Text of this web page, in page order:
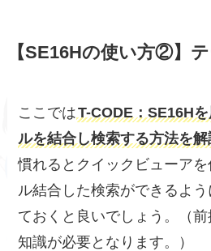
【SE16Hの使い方②】
ここではT-CODE：SE16H
ルを結合し検索する方法を解
慣れるとクイックビューア
ル結合した検索ができるよう
ておくと良いでしょう。（
知識が必要となります。）